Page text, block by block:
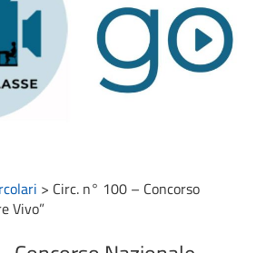
> Circ. n° 100 – Concorso
Vivo”